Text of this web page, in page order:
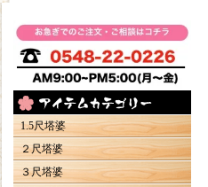
1.5尺塔婆
２尺塔婆
３尺塔婆